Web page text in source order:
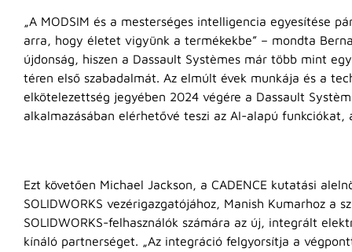
„A MODSIM és a mesterséges intelligencia egyesítése
arra, hogy életet vigyünk a termékekbe” – mondta
újdonság, hiszen a Dassault Systèmes már több mint
téren első szabadalmát. Az elmúlt évek munkája és a
elkötelezettség jegyében 2024 végére a Dassault
alkalmazásában elérhetővé teszi az AI-alapú funkciókat,
Ezt követően Michael Jackson, a CADENCE kutatási
SOLIDWORKS vezérigazgatójához, Manish Kumarhoz a
SOLIDWORKS-felhasználók számára az új, integrált
kínáló partnerséget. „Az integráció felgyorsítja a